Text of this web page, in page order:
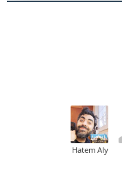
Hatem Aly